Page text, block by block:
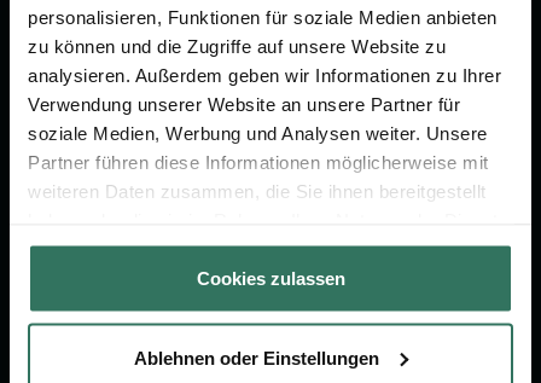
personalisieren, Funktionen für soziale Medien anbieten
zu können und die Zugriffe auf unsere Website zu
analysieren. Außerdem geben wir Informationen zu Ihrer
Verwendung unserer Website an unsere Partner für
soziale Medien, Werbung und Analysen weiter. Unsere
Partner führen diese Informationen möglicherweise mit
weiteren Daten zusammen, die Sie ihnen bereitgestellt
gesammelt haben.
Cookies zulassen
Ablehnen oder Einstellungen
Jetzt beraten lassen
FÜR SIE
Vergleich
Verzeichnis
FÜR BESTATTER
Online-Portal
KONTAKTIEREN SIE UNS